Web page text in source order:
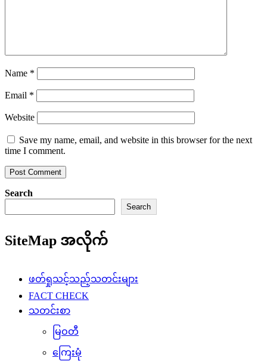
Name *
Email *
Website
Save my name, email, and website in this browser for the next
time I comment.
Search
Search
SiteMap အလိုက်
ဖတ်ရှုသင့်သည့်သတင်းများ
FACT CHECK
သတင်းစာ
မြဝတီ
ကြေးမုံ